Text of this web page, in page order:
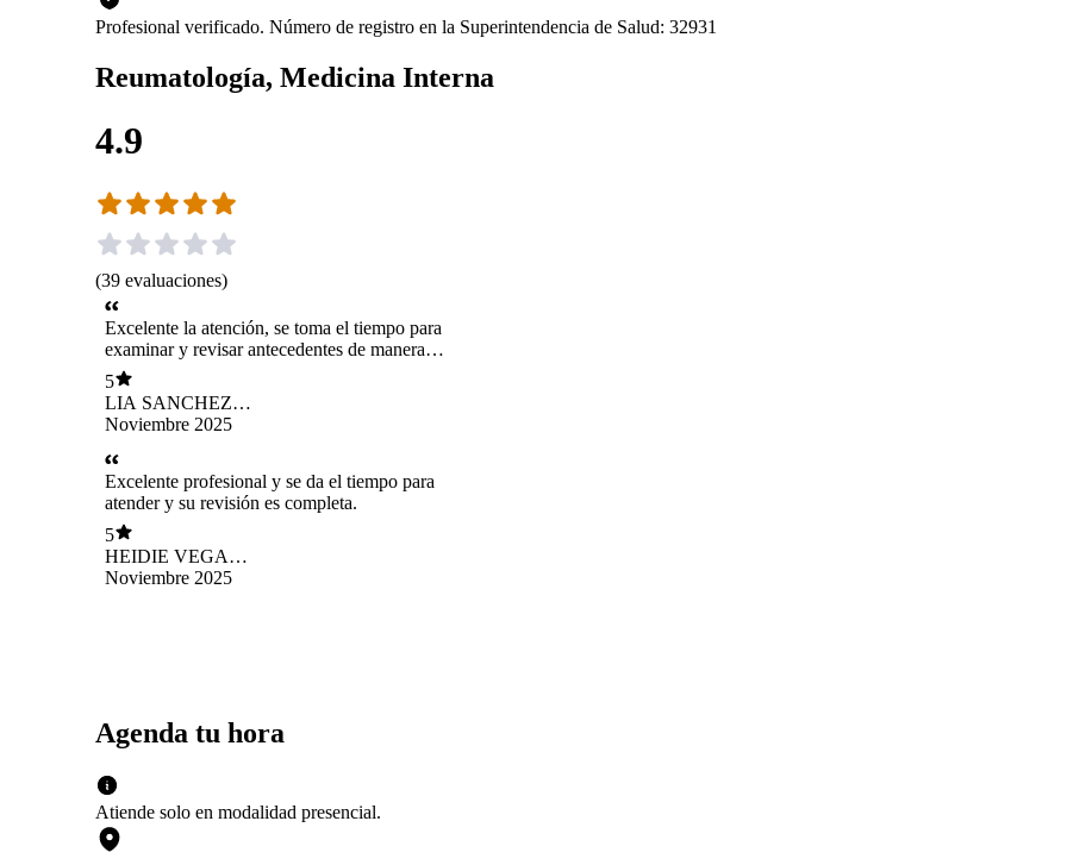
Profesional verificado. Número de registro en la Superintendencia de Salud: 32931
Reumatología, Medicina Interna
4.9
(39 evaluaciones)
Excelente la atención, se toma el tiempo para
examinar y revisar antecedentes de manera
exhaustiva, además de ser muy amable. Vale la
pena absolutamente esperarla. Muy
recomendada.
5
LIA SANCHEZ
ARAVENA
Noviembre 2025
Excelente profesional y se da el tiempo para
atender y su revisión es completa.
5
HEIDIE VEGA
NAVARRETE
Noviembre 2025
Agenda tu hora
Atiende solo en modalidad presencial.